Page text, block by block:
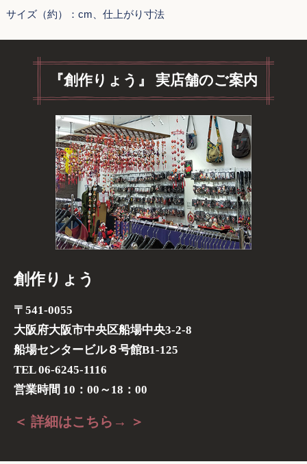
サイズ（約）：cm、仕上がり寸法
『創作りょう』 実店舗のご案内
創作りょう
〒541-0055
大阪府大阪市中央区船場中央3-2-8
船場センタービル８号館B1-125
TEL 06-6245-1116
営業時間 10：00～18：00
＜ 詳細はこちら→ ＞